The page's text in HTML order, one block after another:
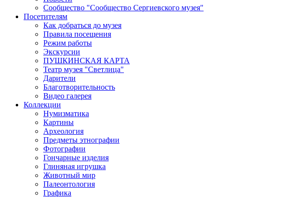
Сообщество "Сообщество Сергиевского музея"
Посетителям
Как добраться до музея
Правила посещения
Режим работы
Экскурсии
ПУШКИНСКАЯ КАРТА
Театр музея "Светлица"
Дарители
Благотворительность
Видео галерея
Коллекции
Нумизматика
Картины
Археология
Предметы этнографии
Фотографии
Гончарные изделия
Глиняная игрушка
Животный мир
Палеонтология
Графика